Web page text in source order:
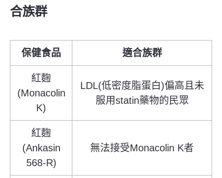
合族群
保健食品 適合族群
紅麴
(Monacolin
K)
LDL(低密度脂蛋白)偏高且未
服用statin藥物的民眾
紅麴
(Ankasin
568-R)
無法接受Monacolin K者